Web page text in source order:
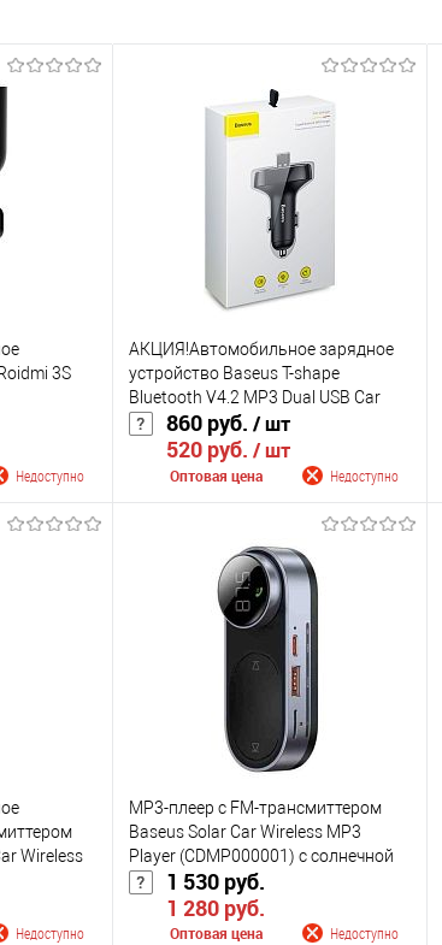
3S
Недоступно
АКЦИЯ!Автомобильное зарядное
устройство Baseus T-shape
Bluetooth V4.2 MP3 Dual USB Car
Charger LED Screen (CCALL-TM01,
CCALL-TM0A)
860 руб. / шт
520 руб. / шт
Оптовая цена Недоступно
Сообщить о поступлении
К сравнению
Wireless
2x USB,
Недоступно
MP3-плеер с FM-трансмиттером
Baseus Solar Car Wireless MP3
Player (CDMP000001) с солнечной
батареей1 530 руб.
1 280 руб.
Оптовая цена Недоступно